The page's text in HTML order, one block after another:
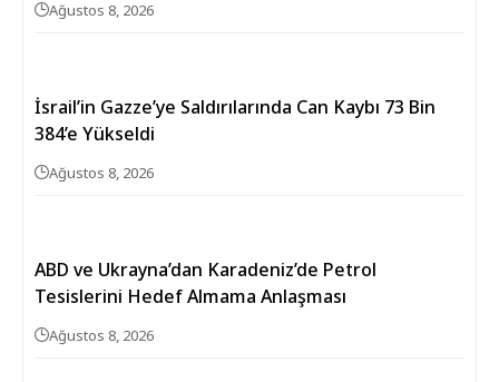
Ağustos 8, 2026
İsrail’in Gazze’ye Saldırılarında Can Kaybı 73 Bin
384’e Yükseldi
Ağustos 8, 2026
ABD ve Ukrayna’dan Karadeniz’de Petrol
Tesislerini Hedef Almama Anlaşması
Ağustos 8, 2026